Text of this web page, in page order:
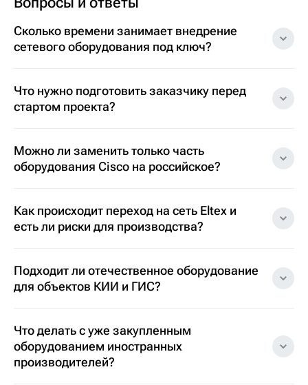
Сколько времени занимает внедрение
сетевого оборудования под ключ?
Что нужно подготовить заказчику перед
стартом проекта?
Можно ли заменить только часть
оборудования Cisco на российское?
Как происходит переход на сеть Eltex и
есть ли риски для производства?
Подходит ли отечественное оборудование
для объектов КИИ и ГИС?
Что делать с уже закупленным
оборудованием иностранных
производителей?